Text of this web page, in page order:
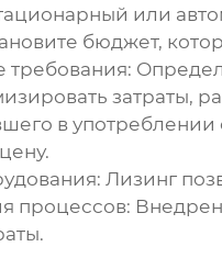
или
бюджет,
требования:
затраты,
в употреблении
: Лизинг
процессов: